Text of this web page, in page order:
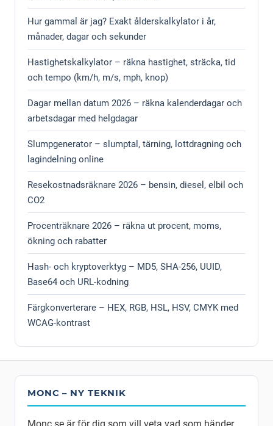
Hur gammal är jag? Exakt ålderskalkylator i år,
månader, dagar och sekunder
Hastighetskalkylator – räkna hastighet, sträcka, tid
och tempo (km/h, m/s, mph, knop)
Dagar mellan datum 2026 – räkna kalenderdagar och
arbetsdagar med helgdagar
Slumpgenerator – slumptal, tärning, lottdragning och
lagindelning online
Resekostnadsräknare 2026 – bensin, diesel, elbil och
CO2
Procenträknare 2026 – räkna ut procent, moms,
ökning och rabatter
Hash- och kryptoverktyg – MD5, SHA-256, UUID,
Base64 och URL-kodning
Färgkonverterare – HEX, RGB, HSL, HSV, CMYK med
WCAG-kontrast
MONC – NY TEKNIK